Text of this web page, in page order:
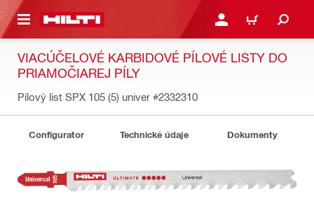
HLAVNÝ OBSAH PRIHLÁSIŤ ALEBO
KOŠÍK
VIACÚČELOVÉ KARBIDOVÉ PÍLOVÉ LISTY DO
PRIAMOČIAREJ PÍLY
Pílový list SPX 105 (5) univer #2332310
Configurator Technické údaje Dokumenty